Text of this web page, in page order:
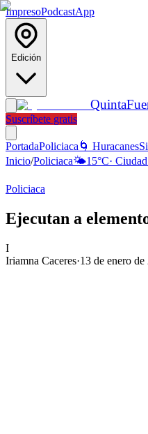
ImpresoPodcastApp
Edición
Quinta
Suscríbete gratis
PortadaPoliciaca 🌀 Huracanes
Inicio/Policiaca🌤️15°C·
Policiaca
Ejecutan a
I
Iriamna Caceres·13 de enero de